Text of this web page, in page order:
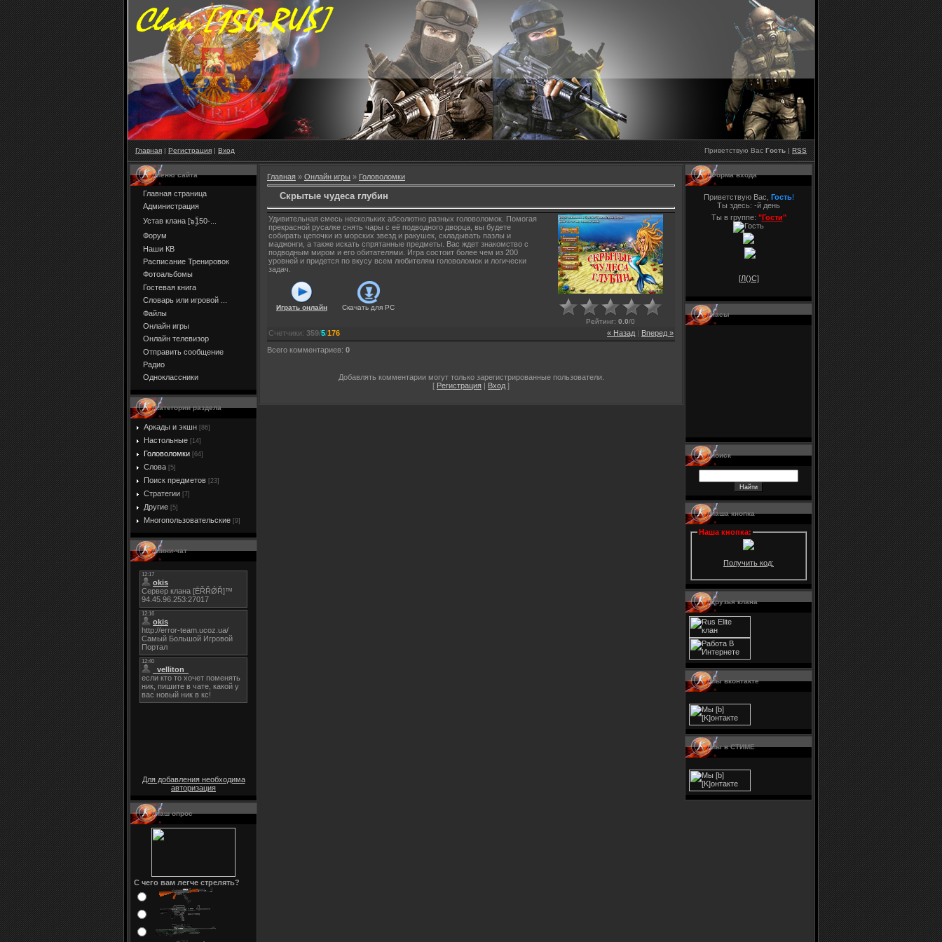
Главная| Регистрация| Вход Приветствую Вас Гость| RSS
Меню сайта
Главная страница
Администрация
Устав клана [๖ۣۜ150-...
Форум
Наши КВ
Расписание Тренировок
Фотоальбомы
Гостевая книга
Словарь или игровой ...
Файлы
Онлайн игры
Онлайн телевизор
Отправить сообщение
Радио
Одноклассники
Категории раздела
Аркады и экшн [86]
Настольные [14]
Головоломки [64]
Слова [5]
Поиск предметов [23]
Стратегии [7]
Другие [5]
Многопользовательские [9]
Мини-чат
Для добавления необходима
авторизация
Наш опрос
С чего вам легче стрелять?
Главная » Онлайн игры » Головоломки
Скрытые чудеса глубин
Удивительная смесь нескольких абсолютно разных головоломок. Помогая
прекрасной русалке снять чары с её подводного дворца, вы будете
собирать цепочки из морских звезд и ракушек, складывать пазлы и
маджонги, а также искать спрятанные предметы. Вас ждет знакомство с
подводным миром и его обитателями. Игра состоит более чем из 200
уровней и придется по вкусу всем любителям головоломок и логически
задач.
Играть онлайн Скачать для PC
Рейтинг: 0.0/0
« Назад Вперед »
Счетчики: 359/5/176
Всего комментариев: 0
Добавлять комментарии могут только зарегистрированные пользователи.
[ Регистрация Вход ]
Форма входа
Приветствую Вас, Гость!
Ты здесь: -й день
Ты в группе: "Гости"
[Л()С]
Часы
Поиск
Наша кнопка
Наша кнопка:
Получить код:
Друзья клана
Мы вконтакте
Мы в СТИМЕ